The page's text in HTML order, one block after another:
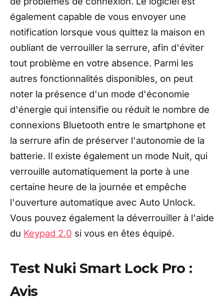
également capable de vous envoyer une
notification lorsque vous quittez la maison en
oubliant de verrouiller la serrure, afin d'éviter
tout problème en votre absence. Parmi les
autres fonctionnalités disponibles, on peut
noter la présence d'un mode d'économie
d'énergie qui intensifie ou réduit le nombre de
connexions Bluetooth entre le smartphone et
la serrure afin de préserver l'autonomie de la
batterie. Il existe également un mode Nuit, qui
verrouille automatiquement la porte à une
certaine heure de la journée et empêche
l'ouverture automatique avec Auto Unlock.
Vous pouvez également la déverrouiller à l'aide
du Keypad 2.0 si vous en êtes équipé.
Test Nuki Smart Lock Pro :
Avis